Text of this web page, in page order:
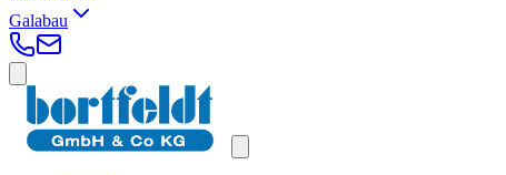
Galabau